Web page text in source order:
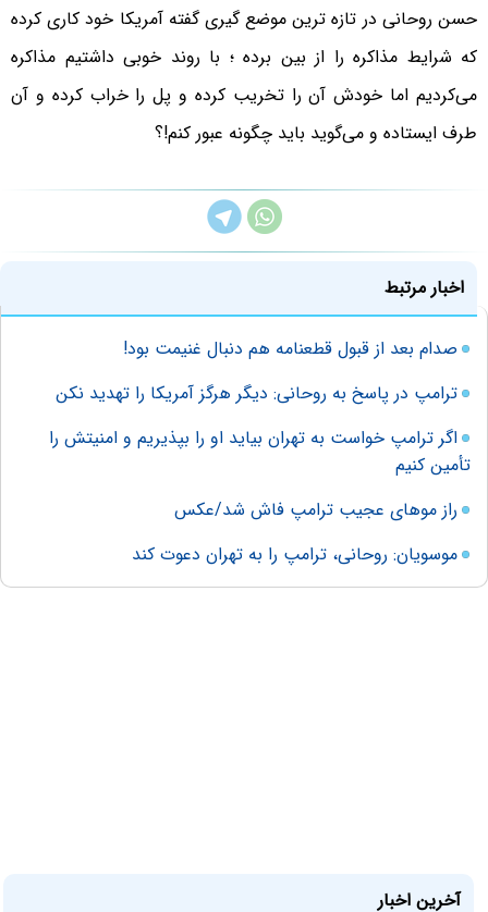
حسن روحانی در تازه ترین موضع گیری گفته آمریکا خود کاری کرده
که شرایط مذاکره را از بین برده ؛ با روند خوبی داشتیم مذاکره
می‌کردیم اما خودش آن را تخریب کرده و پل را خراب کرده و آن
طرف ایستاده و می‌گوید باید چگونه عبور کنم!؟
اخبار مرتبط
صدام بعد از قبول قطعنامه هم دنبال غنیمت بود!
ترامپ در پاسخ به روحانی: دیگر هرگز آمریکا را تهدید نکن
اگر ترامپ خواست به تهران بیاید او را بپذیریم و امنیتش را
تأمین کنیم
راز موهای عجیب ترامپ فاش شد/عکس
موسویان: روحانی، ترامپ را به تهران دعوت کند
آخرین اخبار